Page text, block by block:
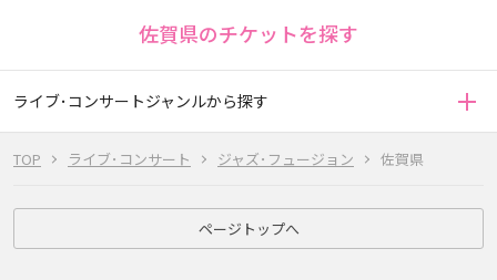
TOP ライブ･コンサート ジャズ･フュージョン 佐賀県
佐賀県のチケットを探す
ライブ･コンサートジャンルから探す
ページトップへ